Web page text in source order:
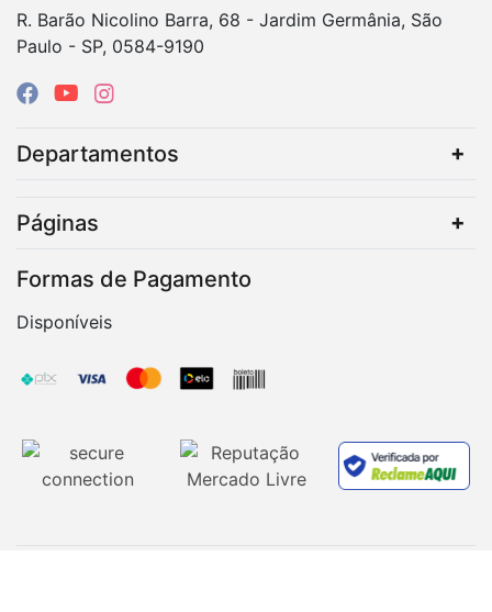
R. Barão Nicolino Barra, 68 - Jardim Germânia, São
Paulo - SP, 0584-9190
Departamentos
Páginas
Formas de Pagamento
Disponíveis